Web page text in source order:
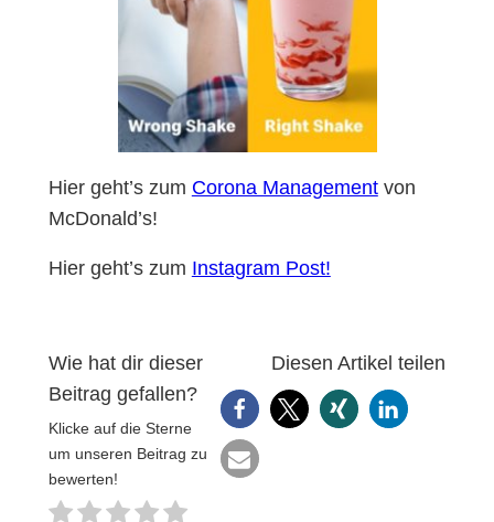
Hier geht’s zum Corona Managementvon
McDonald’s!
Hier geht’s zum Instagram Post!
Wie hat dir dieser
Beitrag gefallen?
Klicke auf die Sterne
um unseren Beitrag zu
bewerten!
Diesen Artikel teilen